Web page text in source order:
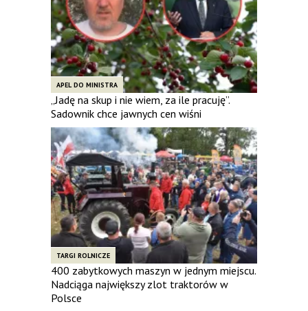
APEL DO MINISTRA
„Jadę na skup i nie wiem, za ile pracuję”.
Sadownik chce jawnych cen wiśni
TARGI ROLNICZE
400 zabytkowych maszyn w jednym miejscu.
Nadciąga największy zlot traktorów w
Polsce